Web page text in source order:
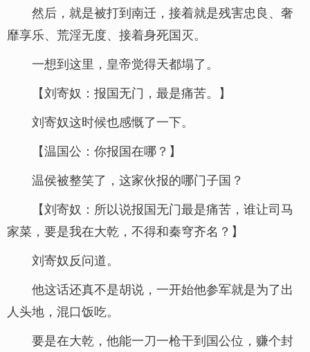
然后，就是被打到南迁，接着就是残害忠良、奢
靡享乐、荒淫无度、接着身死国灭。
一想到这里，皇帝觉得天都塌了。
【刘寄奴：报国无门，最是痛苦。】
刘寄奴这时候也感慨了一下。
【温国公：你报国在哪？】
温侯被整笑了，这家伙报的哪门子国？
【刘寄奴：所以说报国无门最是痛苦，谁让司马
家菜，要是我在大乾，不得和秦穹齐名？】
刘寄奴反问道。
他这话还真不是胡说，一开始他参军就是为了出
人头地，混口饭吃。
要是在大乾，他能一刀一枪干到国公位，赚个封